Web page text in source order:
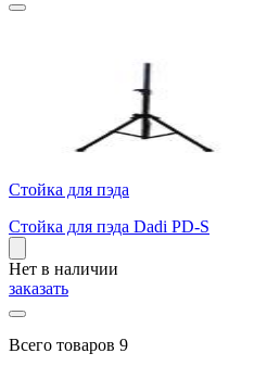
Стойка для пэда
Стойка для пэда Dadi PD-S
Нет в наличии
заказать
Всего товаров 9